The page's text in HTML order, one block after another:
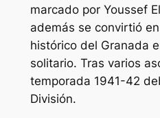
marcado por Youssef
además se convirtió
histórico del Granada
solitario. Tras varios
temporada 1941-42
División.